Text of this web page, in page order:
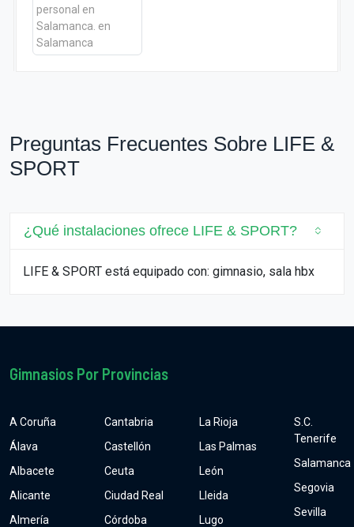
Preguntas Frecuentes Sobre LIFE &
SPORT
¿Qué instalaciones ofrece LIFE & SPORT?
LIFE & SPORT está equipado con: gimnasio, sala hbx
Gimnasios Por Provincias
A Coruña
Álava
Albacete
Alicante
Almería
Cantabria
Castellón
Ceuta
Ciudad Real
Córdoba
La Rioja
Las Palmas
León
Lleida
Lugo
S.C.
Tenerife
Salamanca
Segovia
Sevilla